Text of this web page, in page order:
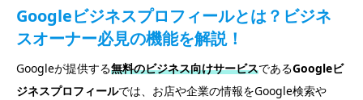
Googleビジネスプロフィールとは？ビジネ
スオーナー必見の機能を解説！
Googleが提供する無料のビジネス向けサービスであるGoogleビ
ジネスプロフィールでは、お店や企業の情報をGoogle検索や